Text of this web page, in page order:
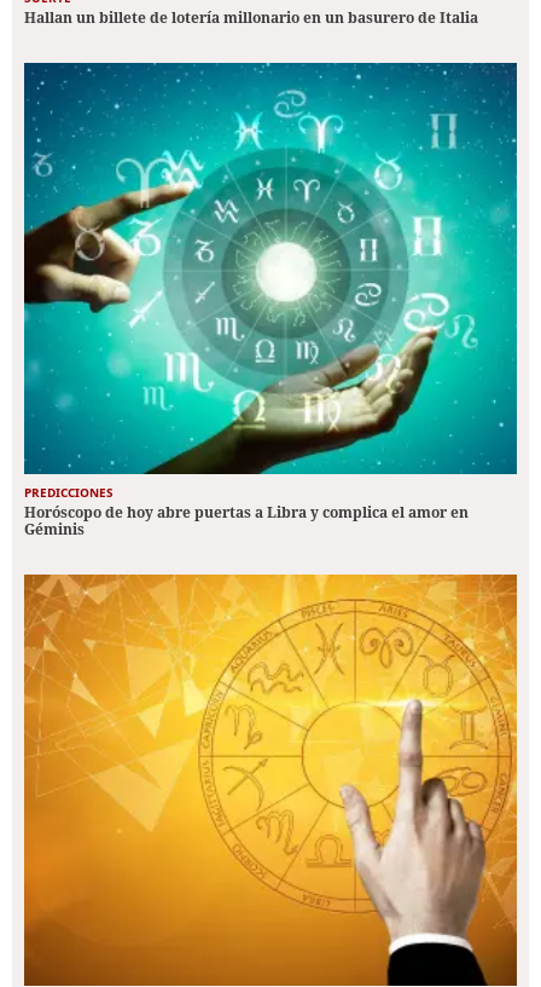
Hallan un billete de lotería millonario en un basurero de Italia
PREDICCIONES
Horóscopo de hoy abre puertas a Libra y complica el amor en
Géminis